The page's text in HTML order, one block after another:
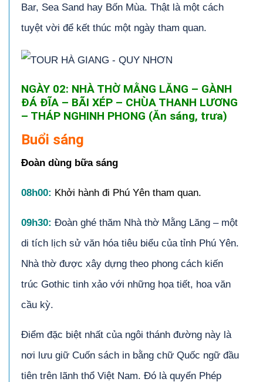
Bar, Sea Sand hay Bốn Mùa. Thật là một cách
tuyệt vời để kết thúc một ngày tham quan.
NGÀY 02: NHÀ THỜ MẰNG LĂNG – GÀNH
ĐÁ ĐĨA – BÃI XÉP – CHÙA THANH LƯƠNG
– THÁP NGHINH PHONG (Ăn sáng, trưa)
Buổi sáng
Đoàn dùng bữa sáng
08h00: Khởi hành đi Phú Yên tham quan.
09h30: Đoàn ghé thăm Nhà thờ Mằng Lăng – một
di tích lịch sử văn hóa tiêu biểu của tỉnh Phú Yên.
Nhà thờ được xây dựng theo phong cách kiến
trúc Gothic tinh xảo với những họa tiết, hoa văn
cầu kỳ.
Điểm đặc biệt nhất của ngôi thánh đường này là
nơi lưu giữ Cuốn sách in bằng chữ Quốc ngữ đầu
tiên trên lãnh thổ Việt Nam. Đó là quyển Phép